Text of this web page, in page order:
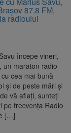
87.8 FM,
radioului
începe vineri,
un maraton radio
cea mai bună
și de peste mări și
vă aflați, sunteți
pe frecvența Radio
[…]